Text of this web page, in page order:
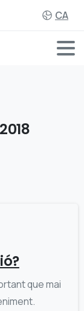
CA
2018
que mai